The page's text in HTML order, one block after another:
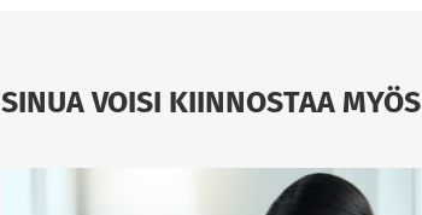
SINUA VOISI KIINNOSTAA MYÖS